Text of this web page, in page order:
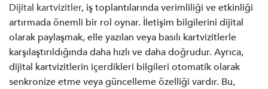
Dijital kartvizitler, iş toplantılarında verimliliği ve etkinliği
artırmada önemli bir rol oynar. İletişim bilgilerini dijital
olarak paylaşmak, elle yazılan veya basılı kartvizitlerle
karşılaştırıldığında daha hızlı ve daha doğrudur. Ayrıca,
dijital kartvizitlerin içerdikleri bilgileri otomatik olarak
senkronize etme veya güncelleme özelliği vardır. Bu,